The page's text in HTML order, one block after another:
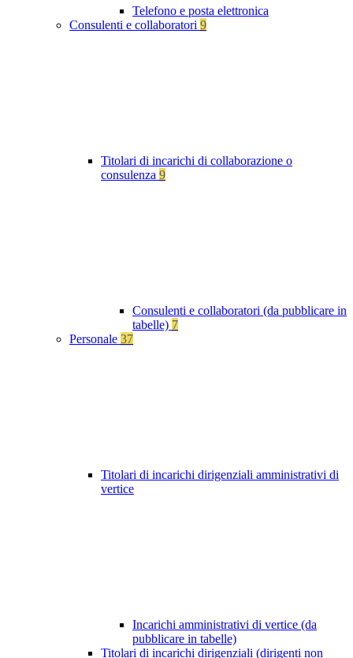
Telefono e posta elettronica
Consulenti e collaboratori 9
Titolari di incarichi di collaborazione o
consulenza 9
Consulenti e collaboratori (da pubblicare in
tabelle) 7
Personale 37
Titolari di incarichi dirigenziali amministrativi di
vertice
Incarichi amministrativi di vertice (da
pubblicare in tabelle)
Titolari di incarichi dirigenziali (dirigenti non